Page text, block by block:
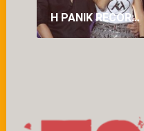
Η PANIK RECORDS ΔΙΑΨΕΎΔΕΙ ΤΟ ROMEO ΓΙΑ ΤΗΝ ΚΑΤΕΡΊΝΑ ΛΙΌΛΙΟΥ: Η ΈΓΓΡΑΦΗ ΣΥΜΦΩΝΊΑ ΣΥΝΕΡΓΑΣΊΑΣ ΤΟΥΣ ΕΊΧΕ ΔΙΆΡΚΕΙΑ ΈΩΣ ΚΑΙ ΤΙΣ 25 ΙΟΥΛΊΟΥ 2026